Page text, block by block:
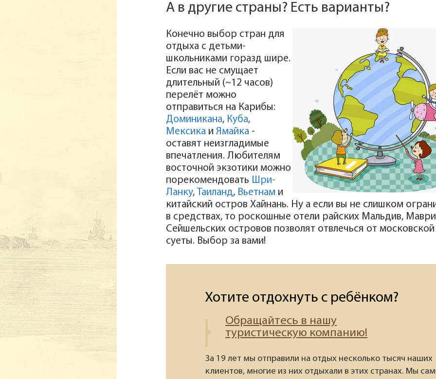
А в другие страны? Есть варианты?
Конечно выбор стран для
отдыха с детьми-
школьниками горазд шире.
Если вас не смущает
длительный (~12 часов)
перелёт можно
отправиться на Карибы:
Доминикана, Куба,
Мексика иЯмайка -
оставят неизгладимые
впечатления. Любителям
восточной экзотики можно
порекомендовать Шри-
Ланку, Таиланд, Вьетнам и
китайский остров Хайнань. Ну а если вы не слишком
в средствах, то роскошные отели райских Мальдив,
Сейшельских островов позволят отвлечься от московской
суеты. Выбор за вами!
Хотите отдохнуть с ребёнком?
Обращайтесь в нашу
туристическую компанию!
За 19 лет мы отправили на отдых несколько тысяч наших
клиентов, многие из них отдыхали в этих странах. Мы